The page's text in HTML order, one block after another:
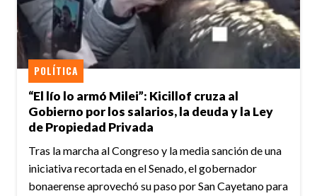
“El lío lo armó Milei”: Kicillof cruza al
Gobierno por los salarios, la deuda y la Ley
de Propiedad Privada
POLÍTICA
Tras la marcha al Congreso y la media sanción de una
iniciativa recortada en el Senado, el gobernador
bonaerense aprovechó su paso por San Cayetano para